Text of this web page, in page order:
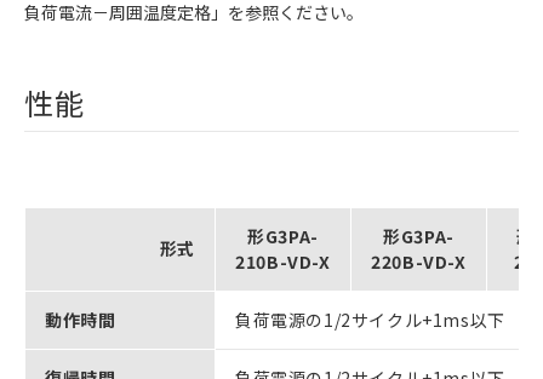
負荷電流－周囲温度定格」を参照ください。
性能
形式
形G3PA-
210B-VD-X
形G3PA-
220B-VD-X
形
動作時間 負荷電源の1/2サイクル+1ms以下